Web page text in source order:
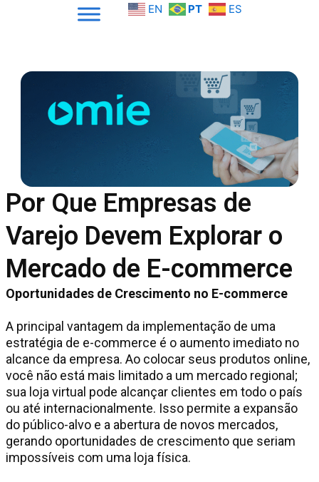
EN PT ES
Por Que Empresas de
Varejo Devem Explorar o
Mercado de E-commerce
Oportunidades de Crescimento no E-commerce
A principal vantagem da implementação de uma
estratégia de e-commerce é o aumento imediato no
alcance da empresa. Ao colocar seus produtos online,
você não está mais limitado a um mercado regional;
sua loja virtual pode alcançar clientes em todo o país
ou até internacionalmente. Isso permite a expansão
do público-alvo e a abertura de novos mercados,
gerando oportunidades de crescimento que seriam
impossíveis com uma loja física.